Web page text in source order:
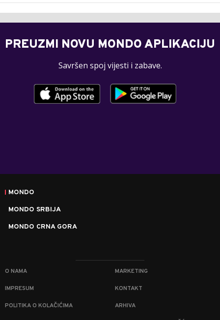
PREUZMI NOVU MONDO APLIKACIJU
Savršen spoj vijesti i zabave.
MONDO
MONDO SRBIJA
MONDO CRNA GORA
O NAMA MARKETING
IMPRESUM KONTAKT
POLITIKA O KOLAČIĆIMA ARHIVA